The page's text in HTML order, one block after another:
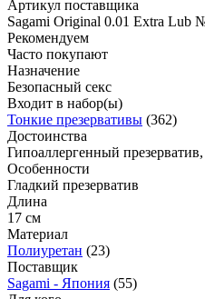
Артикул поставщика
Sagami Original 0.01 Extra Lub
Рекомендуем
Часто покупают
Назначение
Безопасный секс
Входит в набор(ы)
Тонкие презервативы (362)
Достоинства
Гипоаллергенный
Особенности
Гладкий презерватив
Длина
17 см
Материал
Полиуретан (23)
Поставщик
Sagami - Япония (55)